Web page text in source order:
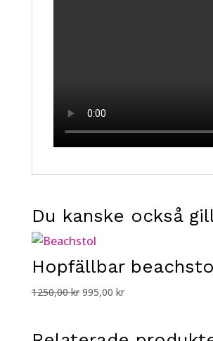
Du kanske också
Hopfällbar
1250,00kr Det
var:
995,00 krDet
är: